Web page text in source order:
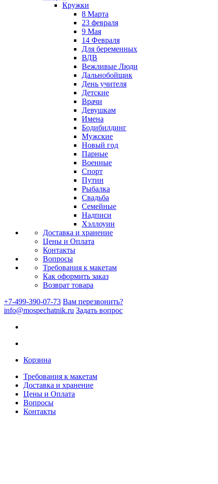
Кружки
8 Марта
23 февраля
9 Мая
14 Февраля
Для беременных
ВДВ
Вежливые Люди
Дальнобойщик
День учителя
Детские
Врачи
Девушкам
Имена
Бодибилдинг
Мужские
Новый год
Парные
Военные
Спорт
Путин
Рыбалка
Свадьба
Семейные
Надписи
Хэллоуин
Доставка и хранение
Цены и Оплата
Контакты
Вопросы
Требования к макетам
Как оформить заказ
Возврат товара
+7-499-390-07-73 Вам перезвонить?
info@mospechatnik.ru Задать вопрос
Корзина
Требования к макетам
Доставка и хранение
Цены и Оплата
Вопросы
Контакты